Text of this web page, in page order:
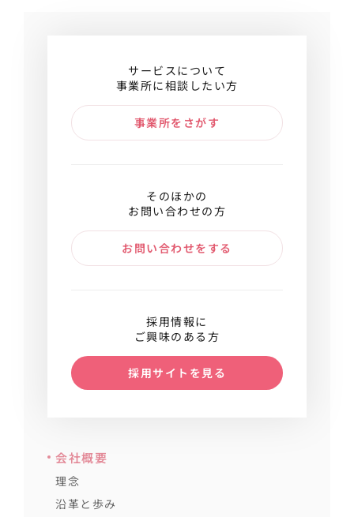
サービスについて
事業所に相談したい方
事業所をさがす
そのほかの
お問い合わせの方
お問い合わせをする
採用情報に
ご興味のある方
採用サイトを見る
会社概要
理念
沿革と歩み